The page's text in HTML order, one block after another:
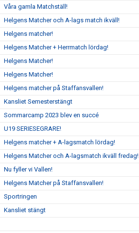
Våra gamla Matchställ!
Helgens Matcher och A-lags match ikväll!
Helgens matcher!
Helgens Matcher + Herrmatch lördag!
Helgens Matcher!
Helgens Matcher!
Helgens matcher på Staffansvallen!
Kansliet Semesterstängt
Sommarcamp 2023 blev en succé
U19 SERIESEGRARE!
Helgens matcher + A-lagsmatch lördag!
Helgens Matcher och A-lagsmatch ikväll fredag!
Nu fyller vi Vallen!
Helgens Matcher på Staffansvallen!
Sportringen
Kansliet stängt